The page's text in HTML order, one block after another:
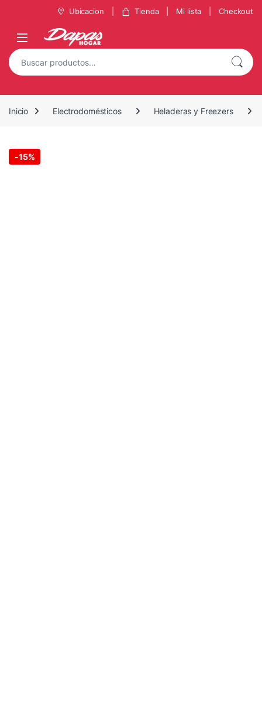
Saltar a la navegación
Saltar al contenido Ubicacion Tienda Mi lista Checkout
Buscar por:
Inicio Electrodomésticos Heladeras y Freezers
-15%